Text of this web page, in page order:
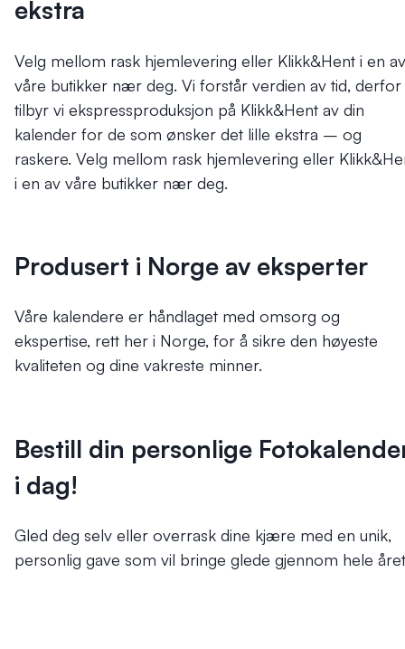
ekstra
Velg mellom rask hjemlevering eller Klikk&Hent i en av
våre butikker nær deg. Vi forstår verdien av tid, derfor
tilbyr vi ekspressproduksjon på Klikk&Hent av din
kalender for de som ønsker det lille ekstra – og
raskere. Velg mellom rask hjemlevering eller
i en av våre butikker nær deg.
Produsert i Norge av eksperter
Våre kalendere er håndlaget med omsorg og
ekspertise, rett her i Norge, for å sikre den høyeste
kvaliteten og dine vakreste minner.
Bestill din personlige
i dag!
Gled deg selv eller overrask dine kjære med en unik,
personlig gave som vil bringe glede gjennom hele